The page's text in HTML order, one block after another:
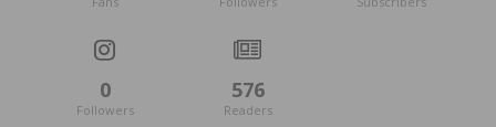
0
Followers
576
Readers